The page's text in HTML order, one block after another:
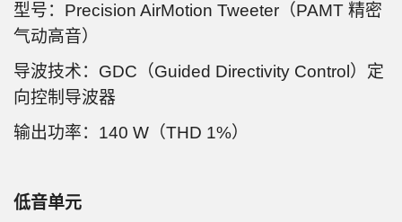
型号：Precision AirMotion Tweeter（PAMT 精密
气动高音）
导波技术：GDC（Guided Directivity Control）定
向控制导波器
输出功率：140 W（THD 1%）
低音单元